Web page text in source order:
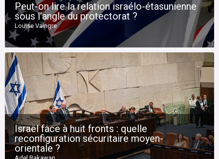
Peut-on lire la relation israélo-étasunienne
sous l’angle du protectorat ?
Louise Vaingre
Israël face à huit fronts : quelle
reconfiguration sécuritaire moyen-
orientale ?